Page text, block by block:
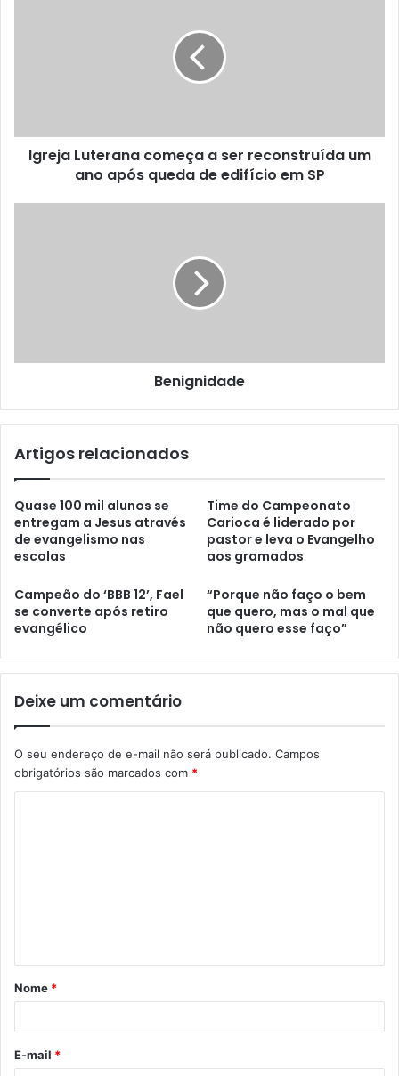
Igreja Luterana começa a ser reconstruída um
ano após queda de edifício em SP
Benignidade
Artigos relacionados
Quase 100 mil alunos se
entregam a Jesus através
de evangelismo nas
escolas
Time do Campeonato
Carioca é liderado por
pastor e leva o Evangelho
aos gramados
Campeão do ‘BBB 12’, Fael
se converte após retiro
evangélico
“Porque não faço o bem
que quero, mas o mal que
não quero esse faço”
Deixe um comentário
O seu endereço de e-mail não será publicado. Campos
obrigatórios são marcados com *
á
r
*
Nome *
E-mail *